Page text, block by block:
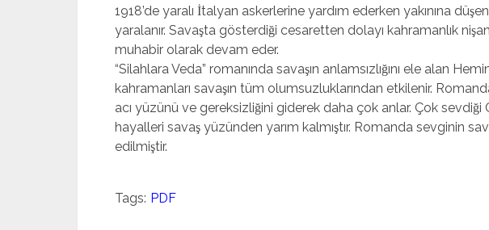
1918’de yaralı İtalyan askerlerine yardım ederken yakınına
yaralanır. Savaşta gösterdiği cesaretten dolayı kahramanlık
muhabir olarak devam eder.
“Silahlara Veda” romanında savaşın anlamsızlığını ele alan
kahramanları savaşın tüm olumsuzluklarından etkilenir.
acı yüzünü ve gereksizliğini giderek daha çok anlar. Çok
hayalleri savaş yüzünden yarım kalmıştır. Romanda sevginin
edilmiştir.
Tags: PDF